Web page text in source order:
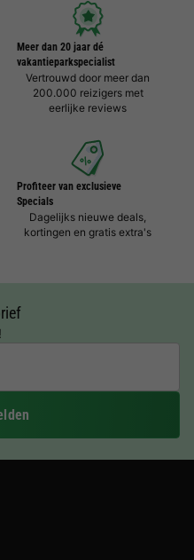
Meer dan 20 jaar dé
vakantieparkspecialist
Vertrouwd door meer dan
200.000 reizigers met
eerlijke reviews
Profiteer van exclusieve
Specials
Dagelijks nieuwe deals,
kortingen en gratis extra's